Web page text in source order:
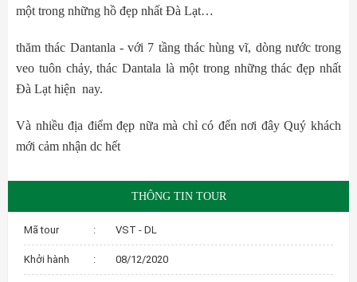
một trong những hồ đẹp nhất Đà Lạt…
thăm thác Dantanla - với 7 tầng thác hùng vĩ, dòng nước trong
veo tuôn chảy, thác Dantala là một trong những thác đẹp nhất
Đà Lạt hiện nay.
Và nhiều địa điểm đẹp nữa mà chỉ có đến nơi đây Quý khách
mới cảm nhận dc hết
THÔNG TIN TOUR
Mã tour : VST - DL
Khởi hành : 08/12/2020